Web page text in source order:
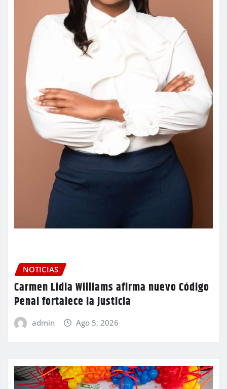
NOTICIAS
Carmen Lidia Williams afirma nuevo Código
Penal fortalece la justicia
admin Ago 5, 2026